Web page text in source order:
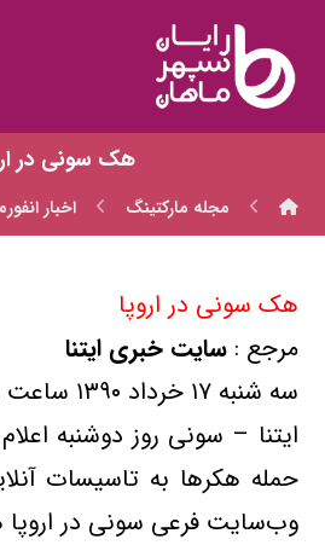
هک سونی در
مجله مارکتینگ اخبار
هک سونی در اروپا
مرجع :سايت خبری ايتنا
سه شنبه ۱۷ خرداد ۱۳۹۰ ساعت ۱۶:۲۵
ایتنا – سوني روز دوشنبه
حمله هكرها به تاسيسات
وب‌سايت فرعي سوني در